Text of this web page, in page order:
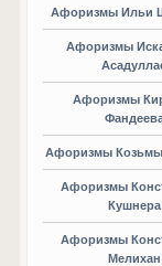
Афоризмы Ильи
Афоризмы
Афоризмы
Афоризмы Козьмы
Афоризмы
Кушнера
Афоризмы
Мелихан